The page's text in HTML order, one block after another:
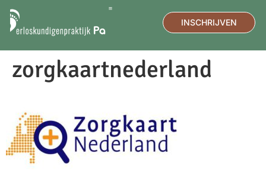
INSCHRIJVEN
zorgkaartnederland